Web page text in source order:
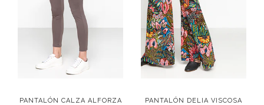
PANTALÓN CALZA ALFORZA PANTALÓN DELIA VISCOSA